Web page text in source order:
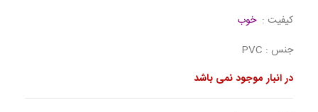
کیفیت : خوب
جنس : PVC
در انبار موجود نمی باشد